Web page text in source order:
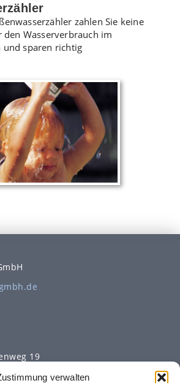
verwalten
zahlen Sie keine
den Wasserverbrauch im
und sparen richtig
19